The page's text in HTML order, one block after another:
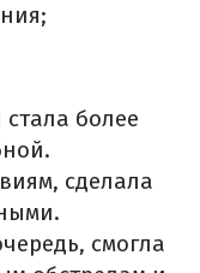
более
сделала
смогла